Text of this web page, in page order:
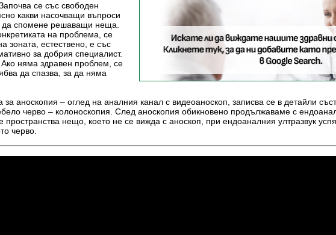
се със свободен
какви насочващи въпроси
да спомене решаващи неща.
на проблема, се
зоната, естествено, е със
за добрия специалист.
Ако няма здравен проблем, се
да спазва, за да няма
аноскопия – оглед на аналния канал с видеоаноскоп, записва се в детайли
черво – колоноскопия. След аноскопия обикновено продължаваме с
нещо, което не се вижда с аноскоп, при ендоаналния ултразвук
черво.